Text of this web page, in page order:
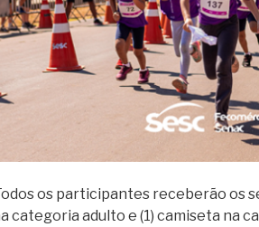
os participantes receberão os
categoria adulto e (1) camiseta na